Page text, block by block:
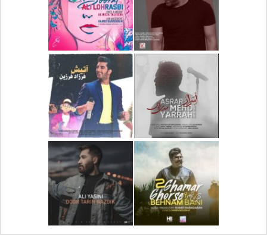
دانلود آهنگ جدید رضا
بهرام بنام نگار
دانلود آهنگ جدید علی
لهراسبی بنام صورت
دانلود آهنگ جدید مهدی
یراحی بنام اسرار
دانلود آهنگ جدید فرزاد
فرزین بنام آتیش